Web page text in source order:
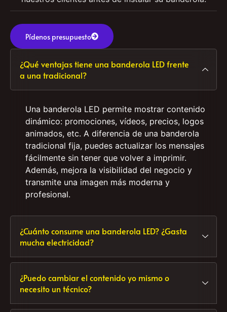
¿Qué ventajas tiene una banderola LED frente
Una banderola LED permite mostrar contenido
dinámico: promociones, vídeos, precios, logos
animados, etc. A diferencia de una banderola
tradicional fija, puedes actualizar los mensajes
fácilmente sin tener que volver a imprimir.
Además, mejora la visibilidad del negocio y
¿Cuánto consume una banderola LED? ¿Gasta
¿Puedo cambiar el contenido yo mismo o
a las preguntas más comunes que nos hacen
nuestros clientes antes de instalar su banderola.
Pídenos presupuesto